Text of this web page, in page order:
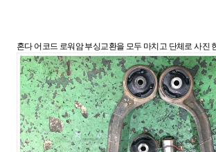
혼다 어코드 로워암 부싱교환을 모두 마치고 단체로 사진